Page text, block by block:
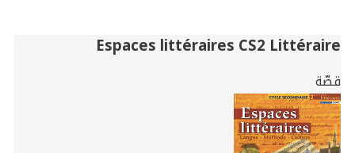
Related
Books
Espaces littéraires CS2 Littéraire
قصّة